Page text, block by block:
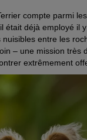
compte parmi les
était déjà employé il
entre les
– une mission
extrêmement